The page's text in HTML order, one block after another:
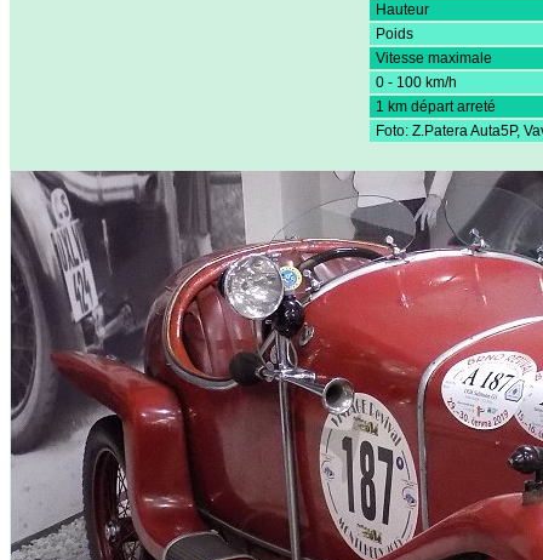
Hauteur
Poids
Vitesse maximale
0 - 100 km/h
1 km départ arreté
Foto: Z.Patera Auta5P,